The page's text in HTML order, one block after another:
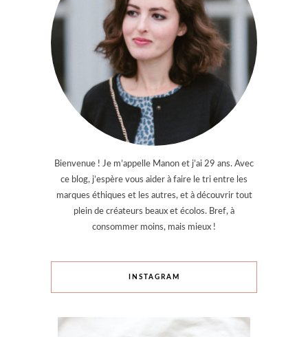
Bienvenue ! Je m’appelle Manon et j’ai 29 ans. Avec
ce blog, j’espère vous aider à faire le tri entre les
marques éthiques et les autres, et à découvrir tout
plein de créateurs beaux et écolos. Bref, à
consommer moins, mais mieux !
INSTAGRAM